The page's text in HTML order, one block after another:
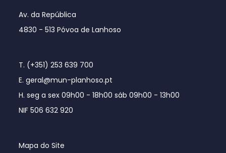
Av. da República
4830 - 513 Póvoa de Lanhoso
T. (+351) 253 639 700
E. geral@mun-planhoso.pt
H. seg a sex 09h00 - 18h00 sáb 09h00 - 13h00
NIF 506 632 920
Mapa do Site